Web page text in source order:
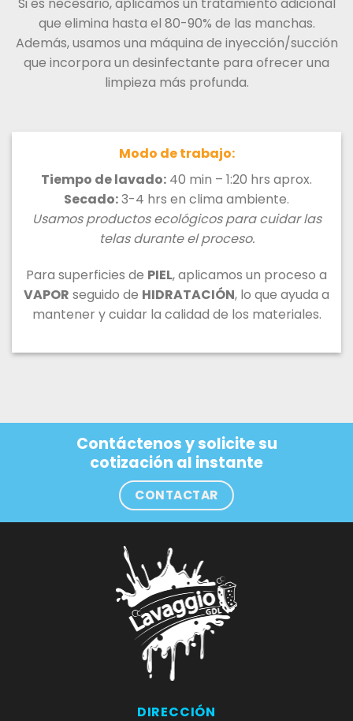
que elimina hasta el 80-90% de las manchas.
Además, usamos una máquina de inyección/succión
que incorpora un desinfectante para ofrecer una
limpieza más profunda.
Modo de trabajo:
Tiempo de lavado: 40 min – 1:20 hrs aprox.
Secado:3-4 hrs en clima ambiente.
Usamos productos ecológicos para cuidar las
telas durante el proceso.
Para superficies de PIEL, aplicamos un proceso a
VAPOR seguido de HIDRATACIÓN, lo que ayuda a
mantener y cuidar la calidad de los materiales.
Contáctenos y solicite su
cotización al instante
CONTACTAR
DIRECCIÓN